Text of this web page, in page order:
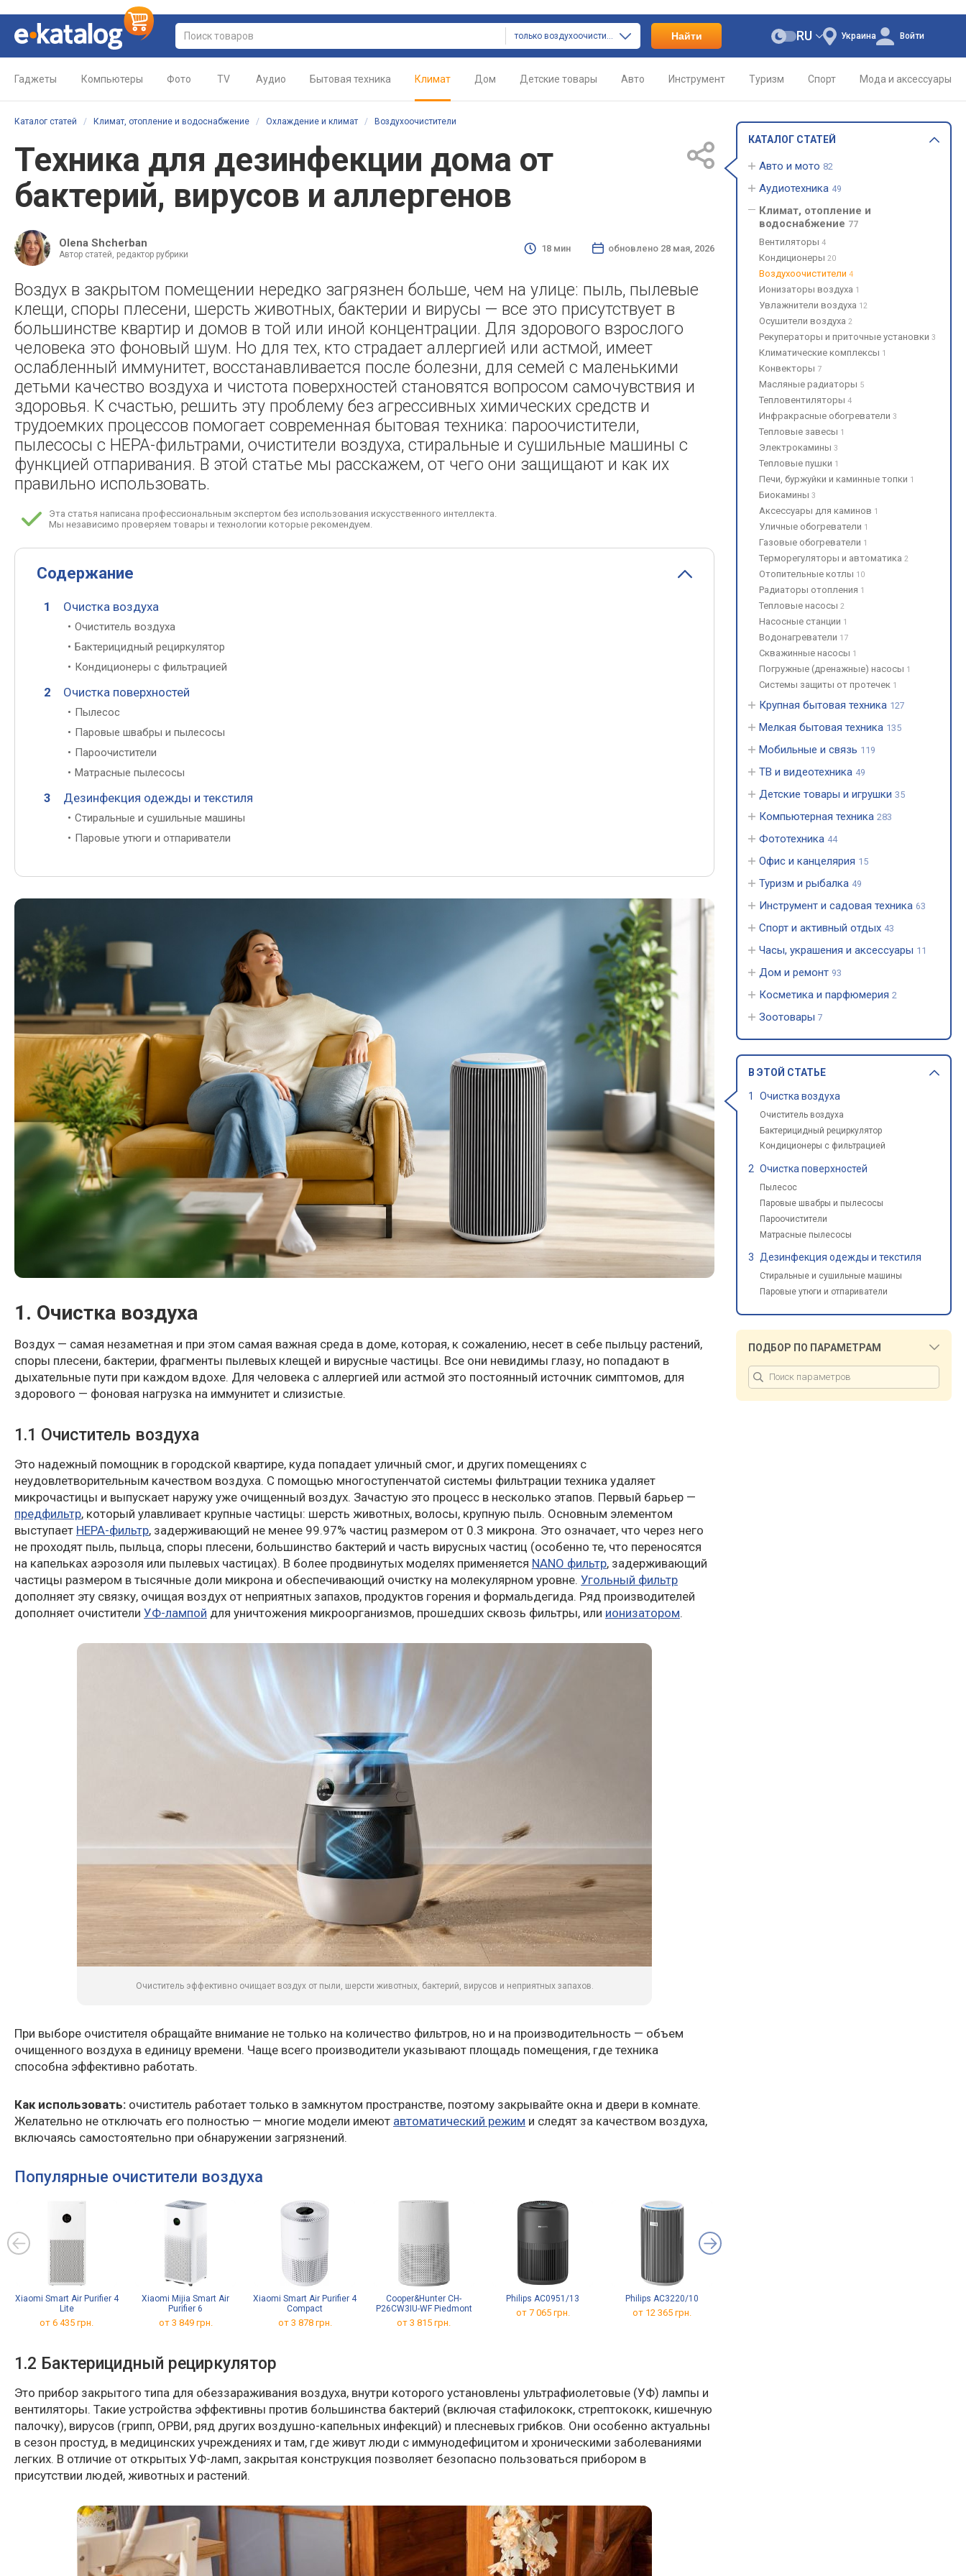
только воздухоочистители Найти Украина
RU Войти
Гаджеты Компьютеры Фото TV Аудио Бытовая техника Климат Дом Детские товары Авто Инструмент Туризм Спорт Мода и аксессуары
Каталог статей / Климат, отопление и водоснабжение / Охлаждение и климат / Воздухоочистители
Техника для дезинфекции дома от
бактерий, вирусов и аллергенов
Olena Shcherban
Автор статей, редактор рубрики
18 мин обновлено 28 мая, 2026
Воздух в закрытом помещении нередко загрязнен больше, чем на улице: пыль, пылевые
клещи, споры плесени, шерсть животных, бактерии и вирусы — все это присутствует в
большинстве квартир и домов в той или иной концентрации. Для здорового взрослого
человека это фоновый шум. Но для тех, кто страдает аллергией или астмой, имеет
ослабленный иммунитет, восстанавливается после болезни, для семей с маленькими
детьми качество воздуха и чистота поверхностей становятся вопросом самочувствия и
здоровья. К счастью, решить эту проблему без агрессивных химических средств и
трудоемких процессов помогает современная бытовая техника: пароочистители,
пылесосы с HEPA-фильтрами, очистители воздуха, стиральные и сушильные машины с
функцией отпаривания. В этой статье мы расскажем, от чего они защищают и как их
правильно использовать.
Эта статья написана профессиональным экспертом без использования искусственного интеллекта.
Мы независимо проверяем товары и технологии которые рекомендуем.
Содержание
Очистка воздуха
Очиститель воздуха
Бактерицидный рециркулятор
Кондиционеры с фильтрацией
Очистка поверхностей
Пылесос
Паровые швабры и пылесосы
Пароочистители
Матрасные пылесосы
Дезинфекция одежды и текстиля
Стиральные и сушильные машины
Паровые утюги и отпариватели
1. Очистка воздуха
Воздух — самая незаметная и при этом самая важная среда в доме, которая, к сожалению, несет в себе пыльцу растений,
споры плесени, бактерии, фрагменты пылевых клещей и вирусные частицы. Все они невидимы глазу, но попадают в
дыхательные пути при каждом вдохе. Для человека с аллергией или астмой это постоянный источник симптомов, для
здорового — фоновая нагрузка на иммунитет и слизистые.
1.1 Очиститель воздуха
Это надежный помощник в городской квартире, куда попадает уличный смог, и других помещениях с
неудовлетворительным качеством воздуха. С помощью многоступенчатой системы фильтрации техника удаляет
микрочастицы и выпускает наружу уже очищенный воздух. Зачастую это процесс в несколько этапов. Первый барьер —
предфильтр, который улавливает крупные частицы: шерсть животных, волосы, крупную пыль. Основным элементом
выступает HEPA-фильтр, задерживающий не менее 99.97% частиц размером от 0.3 микрона. Это означает, что через него
не проходят пыль, пыльца, споры плесени, большинство бактерий и часть вирусных частиц (особенно те, что переносятся
на капельках аэрозоля или пылевых частицах). В более продвинутых моделях применяется NANO фильтр, задерживающий
частицы размером в тысячные доли микрона и обеспечивающий очистку на молекулярном уровне. Угольный фильтр
дополняет эту связку, очищая воздух от неприятных запахов, продуктов горения и формальдегида. Ряд производителей
дополняет очистители УФ-лампой для уничтожения микроорганизмов, прошедших сквозь фильтры, или ионизатором.
Очиститель эффективно очищает воздух от пыли, шерсти животных, бактерий, вирусов и неприятных запахов.
При выборе очистителя обращайте внимание не только на количество фильтров, но и на производительность — объем
очищенного воздуха в единицу времени. Чаще всего производители указывают площадь помещения, где техника
способна эффективно работать.
Как использовать: очиститель работает только в замкнутом пространстве, поэтому закрывайте окна и двери в комнате.
Желательно не отключать его полностью — многие модели имеют автоматический режим и следят за качеством воздуха,
включаясь самостоятельно при обнаружении загрязнений.
Популярные очистители воздуха
Xiaomi Smart Air Purifier 4
Lite
от 6 435 грн.
Xiaomi Mijia Smart Air
Purifier 6
от 3 849 грн.
Xiaomi Smart Air Purifier 4
Compact
от 3 878 грн.
Cooper&Hunter CH-
P26CW3IU-WF Piedmont
от 3 815 грн.
Philips AC0951/13
от 7 065 грн.
Philips AC3220/10
от 12 365 грн.
1.2 Бактерицидный рециркулятор
Это прибор закрытого типа для обеззараживания воздуха, внутри которого установлены ультрафиолетовые (УФ) лампы и
вентиляторы. Такие устройства эффективны против большинства бактерий (включая стафилококк, стрептококк, кишечную
палочку), вирусов (грипп, ОРВИ, ряд других воздушно-капельных инфекций) и плесневых грибков. Они особенно актуальны
в сезон простуд, в медицинских учреждениях и там, где живут люди с иммунодефицитом и хроническими заболеваниями
легких. В отличие от открытых УФ-ламп, закрытая конструкция позволяет безопасно пользоваться прибором в
присутствии людей, животных и растений.
КАТАЛОГ СТАТЕЙ
Авто и мото 82
Аудиотехника 49
Климат, отопление и
водоснабжение 77
Вентиляторы 4
Кондиционеры 20
Воздухоочистители 4
Ионизаторы воздуха 1
Увлажнители воздуха 12
Осушители воздуха 2
Рекуператоры и приточные установки 3
Климатические комплексы 1
Конвекторы 7
Масляные радиаторы 5
Тепловентиляторы 4
Инфракрасные обогреватели 3
Тепловые завесы 1
Электрокамины 3
Тепловые пушки 1
Печи, буржуйки и каминные топки 1
Биокамины 3
Аксессуары для каминов 1
Уличные обогреватели 1
Газовые обогреватели 1
Терморегуляторы и автоматика 2
Отопительные котлы 10
Радиаторы отопления 1
Тепловые насосы 2
Насосные станции 1
Водонагреватели 17
Скважинные насосы 1
Погружные (дренажные) насосы 1
Системы защиты от протечек 1
Крупная бытовая техника 127
Мелкая бытовая техника 135
Мобильные и связь 119
ТВ и видеотехника 49
Детские товары и игрушки 35
Компьютерная техника 283
Фототехника 44
Офис и канцелярия 15
Туризм и рыбалка 49
Инструмент и садовая техника 63
Спорт и активный отдых 43
Часы, украшения и аксессуары 11
Дом и ремонт 93
Косметика и парфюмерия 2
Зоотовары 7
В ЭТОЙ СТАТЬЕ
Очистка воздуха
Очиститель воздуха
Бактерицидный рециркулятор
Кондиционеры с фильтрацией
Очистка поверхностей
Пылесос
Паровые швабры и пылесосы
Пароочистители
Матрасные пылесосы
Дезинфекция одежды и текстиля
Стиральные и сушильные машины
Паровые утюги и отпариватели
ПОДБОР ПО ПАРАМЕТРАМ